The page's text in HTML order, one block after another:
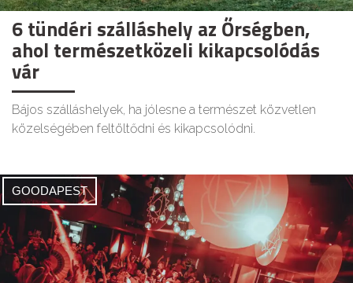
6 tündéri szálláshely az Őrségben,
ahol természetközeli kikapcsolódás
vár
Bájos szálláshelyek, ha jólesne a természet közvetlen
közelségében feltöltődni és kikapcsolódni.
GOODAPEST